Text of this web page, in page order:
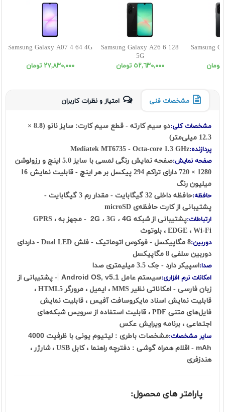
Samsung Galaxy A07 4 64 4G
٢٧,٨٣٠,٠٠٠ تومان
Samsung Galaxy A26 6 128
5G
٥٢,٦٣٠,٠٠٠ تومان
Samsung
مشخصات فنی امتیاز و نظرات کاربران
مشخصات کلی:
دو سیم کارته - قطع سیم کارت: سایز نانو (8.8 ×
12.3 میلی‌متر)
پردازنده:Mediatek MT6735 - Octa-core 1.3 GHz
صفحه نمایش:
صفحه نمایش رنگی لمسی با سایز 5.0 اینچ و رزولوشن
1280 × 720 دارای تراکم 294 پیکسل بر هر اینچ - قابلیت نمایش 16
میلیون رنگ
حافظه:
حافظه‌ داخلی 32 گیگابایت - مقدار رم 3 گیگابایت -
پشتیبانی از کارت حافظه‌ی microSD
ارتباطات:پشتیبانی از شبکه 2G ، 3G ، 4G
- مجهز به GPRS ،
EDGE ، Wi-Fi ، بلوتوث
دوربین:
8 مگاپیکسل - فوکوس اتوماتیک - فلش Dual LED - داردای
دوربین سلفی 8 مگاپیکسل
صدا:اسپیکر دارد - جک 3.5 میلیمتری صدا
امکانات نرم افزاری:سیستم عامل Android OS, v5.1 - پشتیبانی از
زبان فارسی - امکاناتی نظیر MMS ، ایمیل ، مرورگر HTML5 ،
قابلیت نمایش اسناد مایکروسافت آفیس ، قابلیت نمایش
فایل‌های متنی PDF ، قابلیت استفاده از سرویس شبکه‌های
اجتماعی ، برنامه ویرایش عکس
سایر مشخصات:مشخصات باطری : لیتیوم یونی با ظرفیت 4000
mAh
- اقلام همراه گوشی : دفترچه‌ راهنما ، کابل USB ، شارژر ،
هندزفری
پارامتر های محصول: